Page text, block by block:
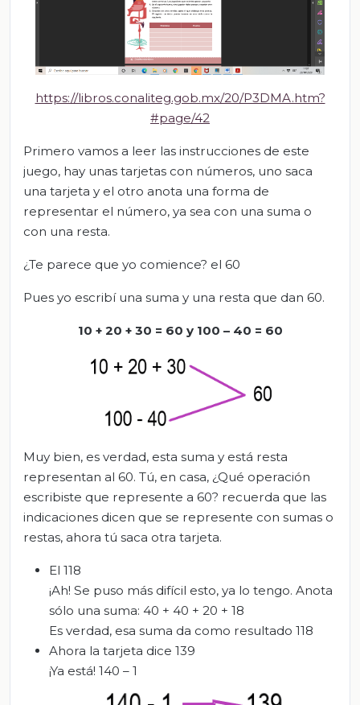
https://libros.conaliteg.gob.mx/20/P3DMA.htm?
#page/42
Primero vamos a leer las instrucciones de este
juego, hay unas tarjetas con números, uno saca
una tarjeta y el otro anota una forma de
representar el número, ya sea con una suma o
con una resta.
¿Te parece que yo comience? el 60
Pues yo escribí una suma y una resta que dan 60.
10 + 20 + 30 = 60 y 100 – 40 = 60
Muy bien, es verdad, esta suma y está resta
representan al 60. Tú, en casa, ¿Qué operación
escribiste que represente a 60? recuerda que las
indicaciones dicen que se represente con sumas o
restas, ahora tú saca otra tarjeta.
El 118
¡Ah! Se puso más difícil esto, ya lo tengo. Anota
sólo una suma: 40 + 40 + 20 + 18
Es verdad, esa suma da como resultado 118
Ahora la tarjeta dice 139
¡Ya está! 140 – 1